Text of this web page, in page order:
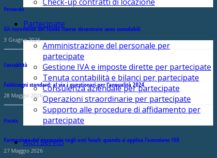
Check-up contratti di locazione
Partecipate
Amministrazione del personale per
partecipate
Gestione IVA e imposte dirette per partecipate
Tenuta contabilità e bilanci per partecipate
Consulenza aziendale per partecipate
Operazioni straordinarie per partecipate
Supporto alle procedure di affidamento per
partecipate
Altri Servizi
Personale
Gli incrementi del fondo risorse decentrate sono cumulabili
3 Giugno 2026
Contabilità
Fabbisogni standard: al via i questionari per l’annualità 2024
28 Maggio 2026
Fiscale
Formazione del personale negli enti locali: quando si applica l’esenzione IVA
27 Maggio 2026